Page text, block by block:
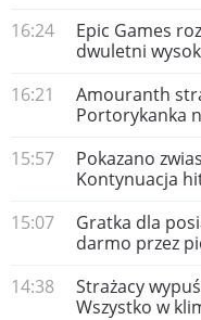
16:24
Epic Games
dwuletni
16:21
Amouranth
Portorykanka
15:57
Pokazano
Kontynuacja
15:07
Gratka dla
darmo przez
14:38
Strażacy
Wszystko w